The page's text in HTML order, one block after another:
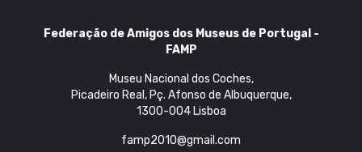
Federação de Amigos dos Museus de Portugal -
FAMP
Museu Nacional dos Coches,
Picadeiro Real, Pç. Afonso de Albuquerque,
1300-004 Lisboa
famp2010@gmail.com